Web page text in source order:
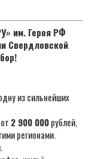
им. Героя РФ
Свердловской
из сильнейших
2 900 000рублей,
регионами.